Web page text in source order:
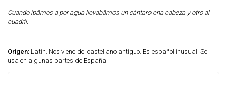
Cuando ibâmos a por agua llevabâmos un cántaro ena cabeza y otro al
cuadril.
Origen: Latín. Nos viene del castellano antiguo. Es español inusual. Se
usa en algunas partes de España.